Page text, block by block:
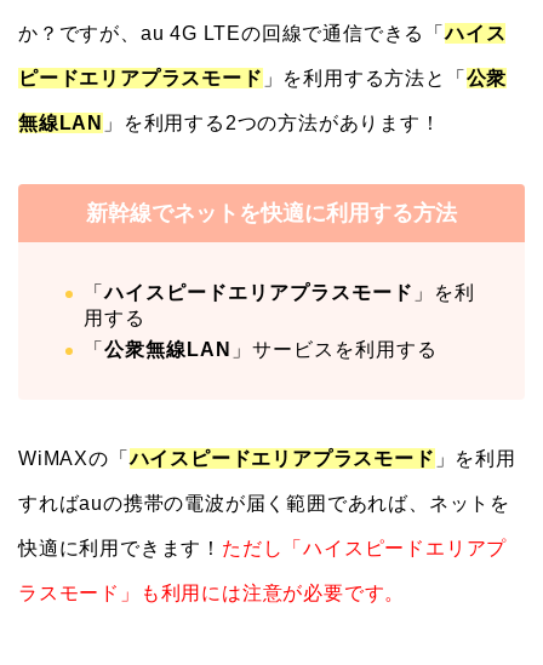
か？ですが、au 4G LTEの回線で通信できる「ハイス
ピードエリアプラスモード 」を利用する方法と「 公衆
無線LAN 」を利用する2つの方法があります！
新幹線でネットを快適に利用する方法
「ハイスピードエリアプラスモード 」を利
用する
「 公衆無線LAN 」サービスを利用する
WiMAXの「ハイスピードエリアプラスモード 」を利用
すればauの携帯の電波が届く範囲であれば、ネットを
快適に利用できます！ ただし「ハイスピードエリアプ
ラスモード」も利用には注意が必要です。